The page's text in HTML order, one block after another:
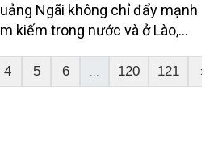
Ngãi không chỉ đẩy mạnh
kiếm trong nước và ở Lào,
số hóa dữ liệu mộ liệt sĩ.
pháp đang từng bước nâng
nhân và thể hiện đạo lý
của dân tộc.
4 5 6 ... 120 121 ›